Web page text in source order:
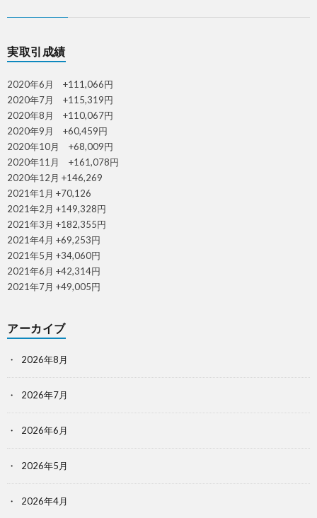
実取引成績
2020年6月 +111,066円
2020年7月 +115,319円
2020年8月 +110,067円
2020年9月 +60,459円
2020年10月 +68,009円
2020年11月 +161,078円
2020年12月 +146,269
2021年1月 +70,126
2021年2月 +149,328円
2021年3月 +182,355円
2021年4月 +69,253円
2021年5月 +34,060円
2021年6月 +42,314円
2021年7月 +49,005円
アーカイブ
2026年8月
2026年7月
2026年6月
2026年5月
2026年4月